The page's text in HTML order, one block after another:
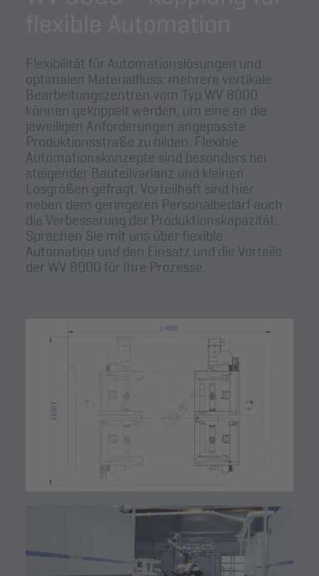
Akzeptieren
powered by Usercentrics Consent
Management Platform & eRecht24
Flexibilität für Automationslösungen und
optimalen Materialfluss: mehrere vertikale
Bearbeitungszentren vom Typ WV 8000
können gekoppelt werden, um eine an die
jeweiligen Anforderungen angepasste
Produktionsstraße zu bilden. Flexible
Automationskonzepte sind besonders bei
steigender Bauteilvarianz und kleinen
Losgrößen gefragt. Vorteilhaft sind hier
neben dem geringeren Personalbedarf auch
die Verbesserung der Produktionskapazität.
Sprechen Sie mit uns über flexible
Automation und den Einsatz und die Vorteile
der WV 8000 für Ihre Prozesse.